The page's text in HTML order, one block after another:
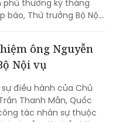
Chủ nhiệm Văn
Đặng Xuân Phong,
phủ thường kỳ tháng
báo, Thứ trưởng Bộ Nội
đã thông tin về kết
thôn, tổ dân phố trên
ông Nguyễn
Nội vụ